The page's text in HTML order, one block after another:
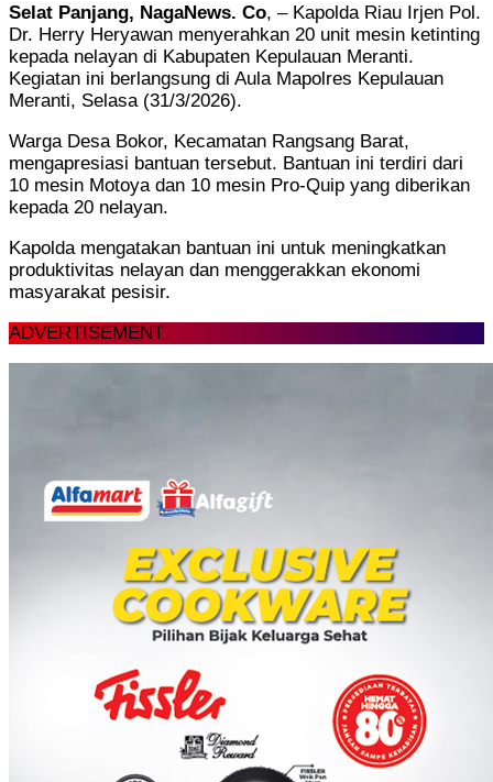
Selat Panjang, NagaNews. Co, – Kapolda Riau Irjen Pol.
Dr. Herry Heryawan menyerahkan 20 unit mesin ketinting
kepada nelayan di Kabupaten Kepulauan Meranti.
Kegiatan ini berlangsung di Aula Mapolres Kepulauan
Meranti, Selasa (31/3/2026).
Warga Desa Bokor, Kecamatan Rangsang Barat,
mengapresiasi bantuan tersebut. Bantuan ini terdiri dari
10 mesin Motoya dan 10 mesin Pro-Quip yang diberikan
kepada 20 nelayan.
Kapolda mengatakan bantuan ini untuk meningkatkan
produktivitas nelayan dan menggerakkan ekonomi
masyarakat pesisir.
ADVERTISEMENT